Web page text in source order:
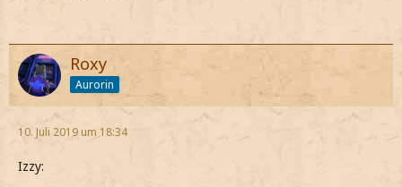
Roxy
Aurorin
10. Juli 2019 um 18:34
Izzy: